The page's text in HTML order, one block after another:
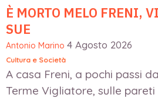
È MORTO MELO FRENI,
SUE
Antonio Marino 4 Agosto 2026
Cultura e Società
A casa Freni, a pochi passi
Terme Vigliatore, sulle